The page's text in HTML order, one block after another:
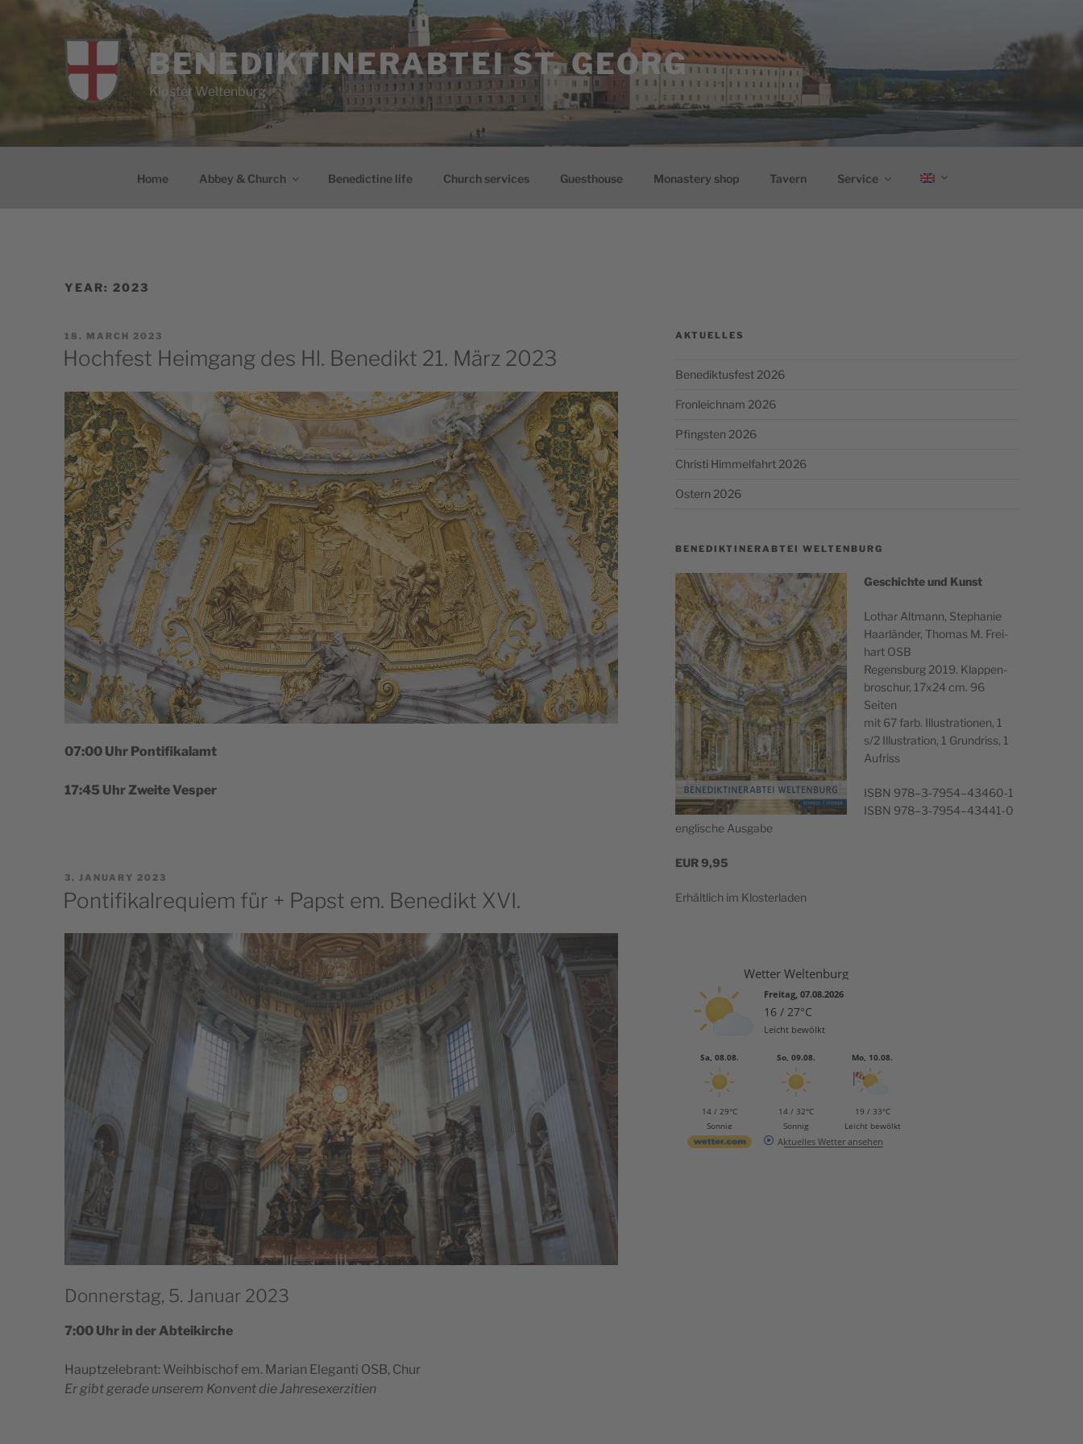
BENEDIKTINERABTEI ST. GEORG
Kloster Weltenburg
Home Abbey & Church Benedictine life Church services Guesthouse Monastery shop Tavern Service
YEAR: 2023
POSTED
18. MARCH 2023
Hochfest Heimgang des Hl. Benedikt 21. März 2023
07:00 Uhr Pontifikalamt
17:45 Uhr Zweite Vesper
POSTED
3. JANUARY 2023
Pontifikalrequiem für + Papst em. Benedikt XVI.
Donnerstag, 5. Januar 2023
7:00 Uhr in der Abteikirche
Hauptzel­e­brant: Wei­h­bischof em. Mar­i­an Ele­gan­ti OSB, Chur
Er gibt ger­ade unserem Kon­vent die Jahresexerzitien
AKTUELLES
Benediktusfest 2026
Fronleichnam 2026
Pfingsten 2026
Christi Himmelfahrt 2026
Ostern 2026
BENEDIKTINERABTEI WELTENBURG
Geschichte und Kunst
Lothar Alt­mann, Stephanie
Haar­län­der, Thomas M. Frei­
hart OSB
Regens­burg 2019. Klap­pen­
broschur, 17x24 cm. 96
Seiten
mit 67 farb. Illus­tra­tio­nen, 1
s/2 Illus­tra­tion, 1 Grun­driss, 1
Aufriss
ISBN 978–3‑7954–43460‑1
ISBN 978–3‑7954–43441‑0
englis­che Ausgabe
EUR9,95
Erhältlich im Klosterladen
Wetter Weltenburg
Freitag, 07.08.2026
16 / 27°C
Leicht bewölkt
Sa, 08.08.
14 / 29°C
Sonnig
So, 09.08.
14 / 32°C
Sonnig
Mo, 10.08.
19 / 33°C
Leicht bewölkt
Aktuelles Wetter ansehen